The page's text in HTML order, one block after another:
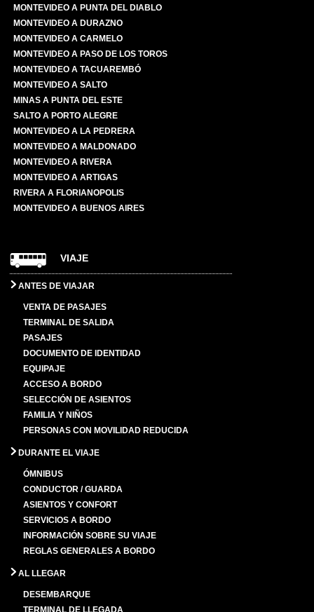
MONTEVIDEO A PUNTA DEL DIABLO
MONTEVIDEO A DURAZNO
MONTEVIDEO A CARMELO
MONTEVIDEO A PASO DE LOS TOROS
MONTEVIDEO A TACUAREMBÓ
MONTEVIDEO A SALTO
MINAS A PUNTA DEL ESTE
SALTO A PORTO ALEGRE
MONTEVIDEO A LA PEDRERA
MONTEVIDEO A MALDONADO
MONTEVIDEO A RIVERA
MONTEVIDEO A ARTIGAS
RIVERA A FLORIANOPOLIS
MONTEVIDEO A BUENOS AIRES
VIAJE
ANTES DE VIAJAR
VENTA DE PASAJES
TERMINAL DE SALIDA
PASAJES
DOCUMENTO DE IDENTIDAD
EQUIPAJE
ACCESO A BORDO
SELECCIÓN DE ASIENTOS
FAMILIA Y NIÑOS
PERSONAS CON MOVILIDAD REDUCIDA
DURANTE EL VIAJE
ÓMNIBUS
CONDUCTOR / GUARDA
ASIENTOS Y CONFORT
SERVICIOS A BORDO
INFORMACIÓN SOBRE SU VIAJE
REGLAS GENERALES A BORDO
AL LLEGAR
DESEMBARQUE
TERMINAL DE LLEGADA